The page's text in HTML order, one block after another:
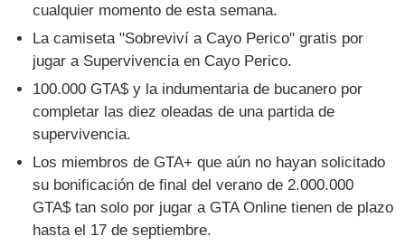
cualquier momento de esta semana.
La camiseta "Sobreviví a Cayo Perico" gratis por
jugar a Supervivencia en Cayo Perico.
100.000 GTA$ y la indumentaria de bucanero por
completar las diez oleadas de una partida de
supervivencia.
Los miembros de GTA+ que aún no hayan solicitado
su bonificación de final del verano de 2.000.000
GTA$ tan solo por jugar a GTA Online tienen de plazo
hasta el 17 de septiembre.